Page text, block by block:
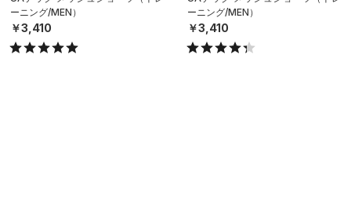
ーニング/MEN）
￥3,410
ーニング/MEN）
￥3,410